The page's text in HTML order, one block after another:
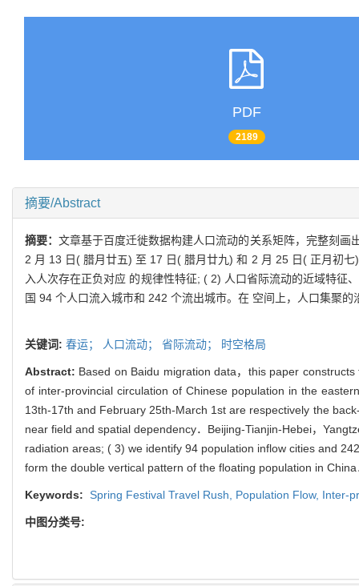
PDF
2189
摘要/Abstract
摘要：文章基于百度迁徙数据构建人口流动的关系矩阵，完整刻
2 月 13 日( 腊月廿五) 至 17 日( 腊月廿九) 和 2 月 25 日( 正月初
入人次存在正负对应 的规律性特征; ( 2) 人口省际流动的近域特
国 94 个人口流入城市和 242 个流出城市。在 空间上，人口集聚
关键词: 春运； 人口流动； 省际流动； 时空格局
Abstract: Based on Baidu migration data，this paper
of inter-provincial circulation of Chinese population in the
13th-17th and February 25th-March 1st are respectively the
near field and spatial dependency．Beijing-Tianjin-Hebei，
radiation areas; ( 3) we identify 94 population inflow cities and
form the double vertical pattern of the floating population in China
Keywords: Spring Festival Travel Rush, Population Flow, Inter-
中图分类号: